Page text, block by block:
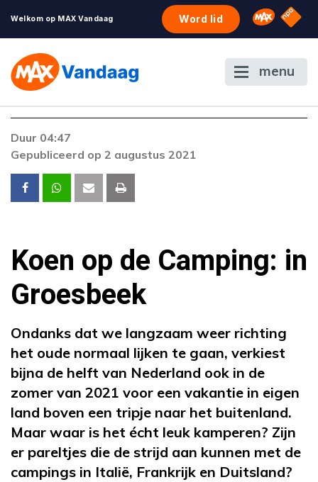
Welkom op MAX Vandaag Word lid Omroep
NPO
menu
Duur 04:47
Gepubliceerd op 2 augustus 2021
Koen op de Camping: in
Groesbeek
Ondanks dat we langzaam weer richting
het oude normaal lijken te gaan, verkiest
bijna de helft van Nederland ook in de
zomer van 2021 voor een vakantie in eigen
land boven een tripje naar het buitenland.
Maar waar is het écht leuk kamperen? Zijn
er pareltjes die de strijd aan kunnen met de
campings in Italië, Frankrijk en Duitsland?